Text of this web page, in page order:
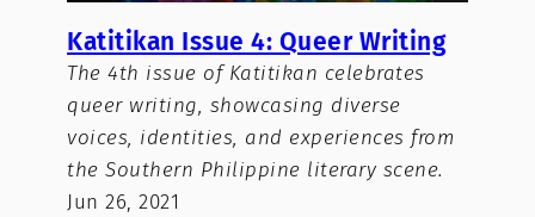
Katitikan Issue 4: Queer Writing
The 4th issue of Katitikan celebrates
queer writing, showcasing diverse
voices, identities, and experiences from
the Southern Philippine literary scene.
Jun 26, 2021